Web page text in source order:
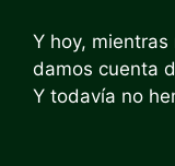
Y hoy,
damos cuenta
Y todavía no